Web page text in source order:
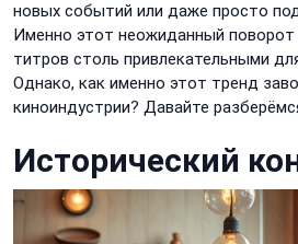
новых событий или даже просто
Именно этот неожиданный
титров столь привлекательными
Однако, как именно этот тренд
киноиндустрии? Давайте
Исторический